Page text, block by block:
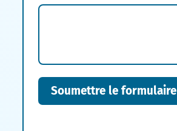
Soumettre le formulaire